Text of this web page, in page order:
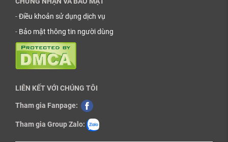
-Điều khoản sử dụng dịch vụ
- Bảo mật thông tin người dùng
LIÊN KẾT VỚI CHÚNG TÔI
Tham gia Fanpage:
Tham gia Group Zalo: